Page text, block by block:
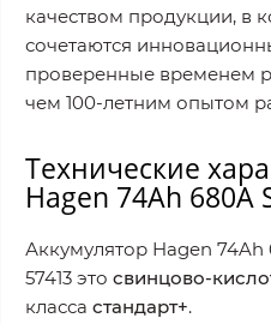
качеством продукции, в
сочетаются
проверенные временем
чем 100-летним опытом
Технические
Hagen 74Ah 680A
Аккумулятор Hagen 74Ah
57413 это свинцово-
класса стандарт+.